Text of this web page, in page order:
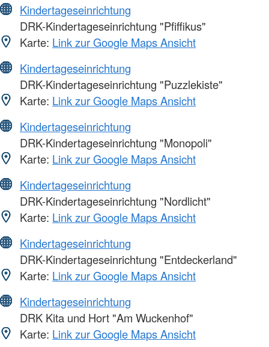
Kindertageseinrichtung
DRK-Kindertageseinrichtung "Pfiffikus"
Karte: Link zur Google Maps Ansicht
Kindertageseinrichtung
DRK-Kindertageseinrichtung "Puzzlekiste"
Karte: Link zur Google Maps Ansicht
Kindertageseinrichtung
DRK-Kindertageseinrichtung "Monopoli"
Karte: Link zur Google Maps Ansicht
Kindertageseinrichtung
DRK-Kindertageseinrichtung "Nordlicht"
Karte: Link zur Google Maps Ansicht
Kindertageseinrichtung
DRK-Kindertageseinrichtung "Entdeckerland"
Karte: Link zur Google Maps Ansicht
Kindertageseinrichtung
DRK Kita und Hort "Am Wuckenhof"
Karte: Link zur Google Maps Ansicht